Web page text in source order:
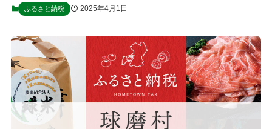
ふるさと納税 2025年4月1日